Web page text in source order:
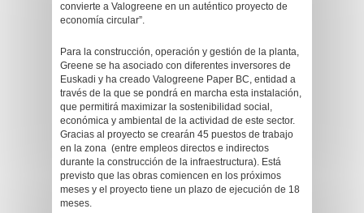
convierte a Valogreene en un auténtico proyecto de
economía circular”.
Para la construcción, operación y gestión de la planta,
Greene se ha asociado con diferentes inversores de
Euskadi y ha creado Valogreene Paper BC, entidad a
través de la que se pondrá en marcha esta instalación,
que permitirá maximizar la sostenibilidad social,
económica y ambiental de la actividad de este sector.
Gracias al proyecto se crearán 45 puestos de trabajo
en la zona (entre empleos directos e indirectos
durante la construcción de la infraestructura). Está
previsto que las obras comiencen en los próximos
meses y el proyecto tiene un plazo de ejecución de 18
meses.